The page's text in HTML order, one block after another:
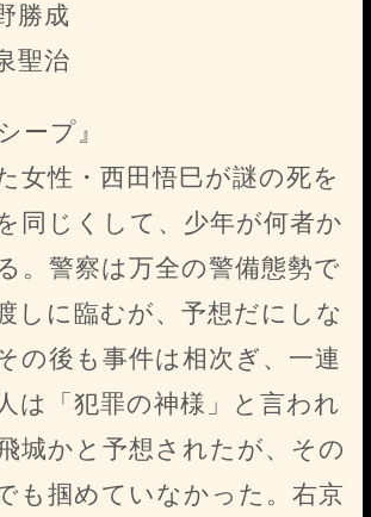
勝成
聖治
ープ』
女性・西田悟巳が謎の死を
同じくして、少年が何者か
。警察は万全の警備態勢で
しに臨むが、予想だにしな
の後も事件は相次ぎ、一連
は「犯罪の神様」と言われ
城かと予想されたが、その
も掴めていなかった。右京